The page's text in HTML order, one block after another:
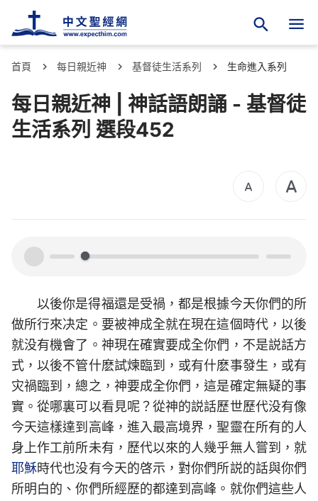
首頁 每日親近神 基督徒生活系列 生命進入系列
每日親近神 | 神話語朗誦 - 基督徒
生活系列 選段452
00:00 00:00
以後你是得福還是受禍，都是根據今天你們的所
做所行來决定。要被神成全就在現在這個時代，以後
就没有機會了。神現在確實要成全你們，不是説話方
式，以後不管什麽試煉臨到，或有什麽事發生，或有
灾禍臨到，總之，神要成全你們，這是確定無疑的事
實。從哪裏可以看見呢？從神的説話歷世歷代没有像
今天這樣達到高峰，進入最高境界，聖靈在所有的人
身上作工前所未有，歷代以來的人幾乎無人嘗到，就
耶穌時代也没有今天的啓示，對你們所説的話與你們
所明白的、你們所經歷的都達到高峰。就你們這些人